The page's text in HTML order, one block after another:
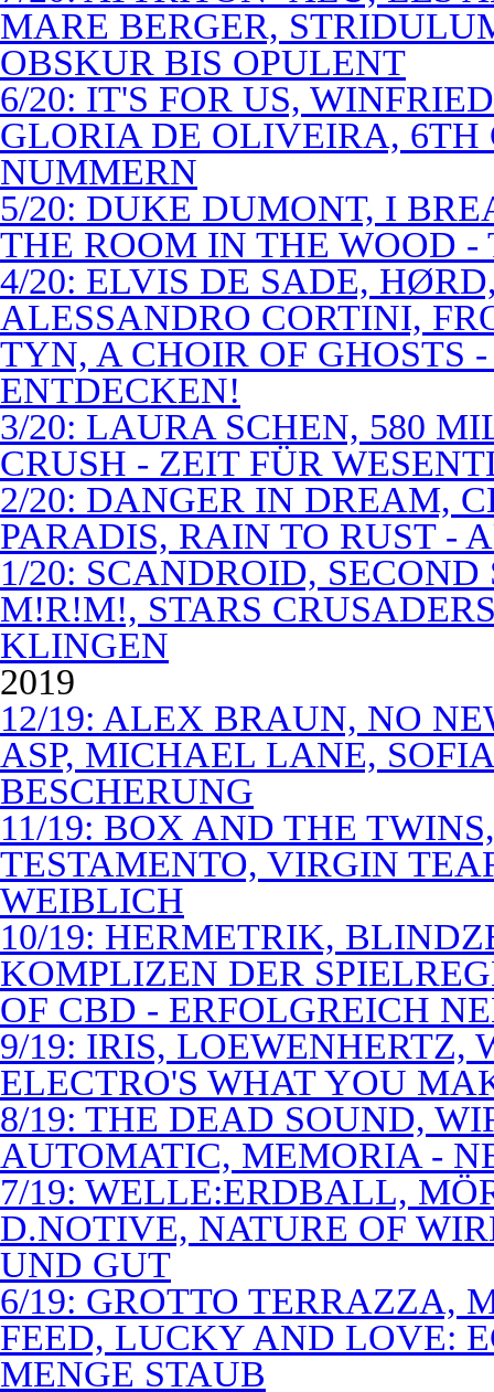
MARE BERGER,
OBSKUR BIS OPULENT
6/20: IT'S FOR US,
GLORIA DE OLIVEIRA, 6TH
NUMMERN
5/20: DUKE DUMONT, I
THE ROOM IN THE WOOD
4/20: ELVIS DE SADE,
ALESSANDRO CORTINI,
TYN, A CHOIR OF GHOSTS
ENTDECKEN!
3/20: LAURA SCHEN, 580
CRUSH - ZEIT FÜR
2/20: DANGER IN DREAM,
PARADIS, RAIN TO RUST -
1/20: SCANDROID,
M!R!M!, STARS
KLINGEN
2019
12/19: ALEX BRAUN, NO
ASP, MICHAEL LANE,
BESCHERUNG
11/19: BOX AND THE
TESTAMENTO, VIRGIN
WEIBLICH
10/19: HERMETRIK,
KOMPLIZEN DER
OF CBD - ERFOLGREICH
9/19: IRIS, LOEWENHERTZ,
ELECTRO'S WHAT YOU
8/19: THE DEAD SOUND,
AUTOMATIC, MEMORIA -
7/19: WELLE:ERDBALL,
D.NOTIVE, NATURE OF
UND GUT
6/19: GROTTO TERRAZZA,
FEED, LUCKY AND LOVE:
MENGE STAUB